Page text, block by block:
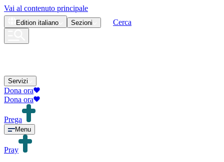
Vai al contenuto principale
Edition italiano Sezioni Cerca
Servizi
Dona ora
Dona ora
Prega
Menu
Pray